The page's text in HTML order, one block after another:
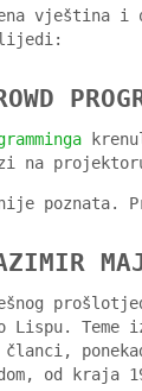
vještina i
na
nije poznata.
o Lispu.
članci,
od kraja